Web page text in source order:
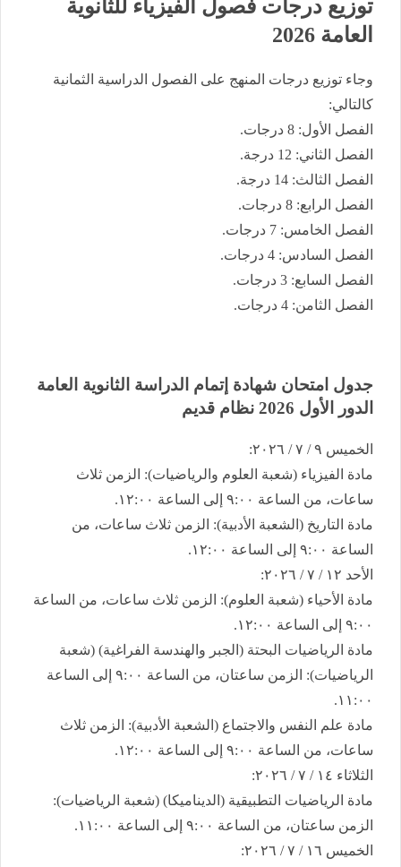
توزيع درجات فصول الفيزياء للثانوية
العامة 2026
وجاء توزيع درجات المنهج على الفصول الدراسية الثمانية
كالتالي:
الفصل الأول: 8 درجات.
الفصل الثاني: 12 درجة.
الفصل الثالث: 14 درجة.
الفصل الرابع: 8 درجات.
الفصل الخامس: 7 درجات.
الفصل السادس: 4 درجات.
الفصل السابع: 3 درجات.
الفصل الثامن: 4 درجات.
​جدول امتحان شهادة إتمام الدراسة الثانوية العامة ​
الدور الأول 2026 نظام قديم
​الخميس ٩ / ٧ / ٢٠٢٦:
​مادة الفيزياء (شعبة العلوم والرياضيات): الزمن ثلاث
ساعات، من الساعة ٩:٠٠ إلى الساعة ١٢:٠٠.
​مادة التاريخ (الشعبة الأدبية): الزمن ثلاث ساعات، من
الساعة ٩:٠٠ إلى الساعة ١٢:٠٠.
​الأحد ١٢ / ٧ / ٢٠٢٦:
​مادة الأحياء (شعبة العلوم): الزمن ثلاث ساعات، من الساعة
٩:٠٠ إلى الساعة ١٢:٠٠.
​مادة الرياضيات البحتة (الجبر والهندسة الفراغية) (شعبة
الرياضيات): الزمن ساعتان، من الساعة ٩:٠٠ إلى الساعة
١١:٠٠.
​مادة علم النفس والاجتماع (الشعبة الأدبية): الزمن ثلاث
ساعات، من الساعة ٩:٠٠ إلى الساعة ١٢:٠٠.
​الثلاثاء ١٤ / ٧ / ٢٠٢٦:
​مادة الرياضيات التطبيقية (الديناميكا) (شعبة الرياضيات):
الزمن ساعتان، من الساعة ٩:٠٠ إلى الساعة ١١:٠٠.
​الخميس ١٦ / ٧ / ٢٠٢٦: